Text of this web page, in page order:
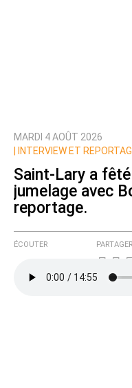
Prévenez-moi de
MARDI 4 AOÛT 2026
INTERVIEW ET
Saint-Lary a
jumelage avec
reportage.
ÉCOUTER PARTAGER